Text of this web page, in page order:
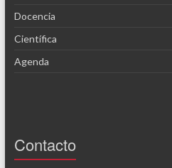
Docencia
Científica
Agenda
Contacto